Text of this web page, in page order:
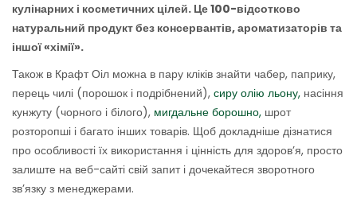
кулінарних і косметичних цілей. Це 100-відсотково
натуральний продукт без консервантів, ароматизаторів та
іншої «хімії».
Також в Крафт Оіл можна в пару кліків знайти чабер, паприку,
перець чилі (порошок і подрібнений), сиру олію льону, насіння
кунжуту (чорного і білого), мигдальне борошно, шрот
розторопші і багато інших товарів. Щоб докладніше дізнатися
про особливості їх використання і цінність для здоров’я, просто
залиште на веб-сайті свій запит і дочекайтеся зворотного
зв’язку з менеджерами.